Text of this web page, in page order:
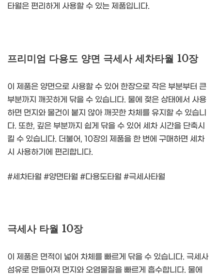
타월은 편리하게 사용할 수 있는 제품입니다.
프리미엄 다용도 양면 극세사 세차타월 10장
이 제품은 양면으로 사용할 수 있어 한장으로 작은 부분부터 큰
부분까지 깨끗하게 닦을 수 있습니다. 물에 젖은 상태에서 사용
하면 먼지와 물건이 붙지 않아 깨끗한 차체를 유지할 수 있습니
다. 또한, 깊은 부분까지 쉽게 닦을 수 있어 세차 시간을 단축시
킬 수 있습니다. 더불어, 10장의 제품을 한 번에 구매하면 세차
시 사용하기에 편리합니다.
#세차타월 #양면타월 #다용도타월 #극세사타월
극세사 타월 10장
이 제품은 면적이 넓어 차체를 빠르게 닦을 수 있습니다. 극세사
섬유로 만들어져 먼지와 오염물질을 빠르게 흡수합니다. 물에